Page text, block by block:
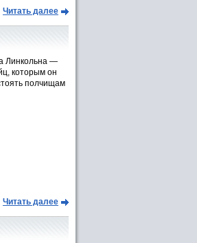
Читать далее
Линкольна —
которым он
полчищам
Читать далее